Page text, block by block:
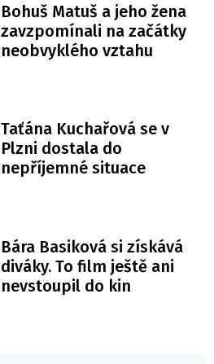
Bohuš Matuš a jeho žena
zavzpomínali na začátky
neobvyklého vztahu
Taťána Kuchařová se v
Plzni dostala do
nepříjemné situace
Bára Basiková si získává
diváky. To film ještě ani
nevstoupil do kin